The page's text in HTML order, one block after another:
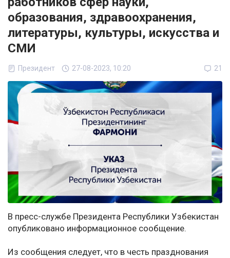
образования, здравоохранения,
литературы, культуры, искусства и
СМИ
Президент 27-08-2023, 10:20 21
В пресс-службе Президента Республики Узбекистан
опубликовано информационное сообщение.
Из сообщения следует, что в честь празднования